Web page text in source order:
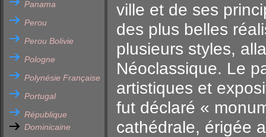
Panama
Perou
Perou Bolivie
Pologne
Polynésie Française
Portugal
République
Dominicaine
ville et de ses
des plus belles
plusieurs styles,
Néoclassique. Le
artistiques et
fut déclaré «
cathédrale, érigée